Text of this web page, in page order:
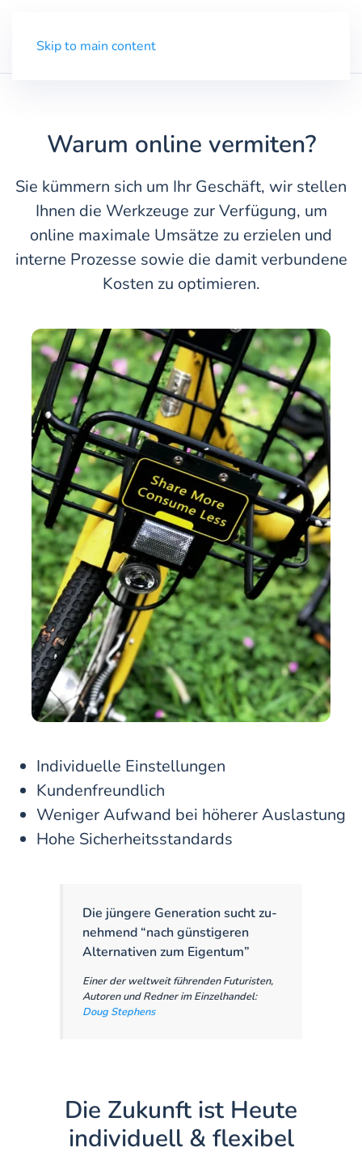
Skip to main content
Warum online vermiten?
Sie kümmern sich um Ihr Geschäft, wir stellen
Ihnen die Werkzeuge zur Verfügung, um
online maximale Umsätze zu erzielen und
interne Prozesse sowie die damit verbundene
Kosten zu optimieren.
Individuelle Einstellungen
Kundenfreundlich
Weniger Aufwand bei höherer Auslastung
Hohe Sicherheitsstandards
Die jüngere Generation sucht zu­
nehmend “nach günstigeren
Alter­nativen zum Eigentum”
Einer der weltweit führenden Futuristen,
Autoren und Redner im Einzelhandel:
Doug Stephens
Die Zukunft ist Heute
individuell & flexibel